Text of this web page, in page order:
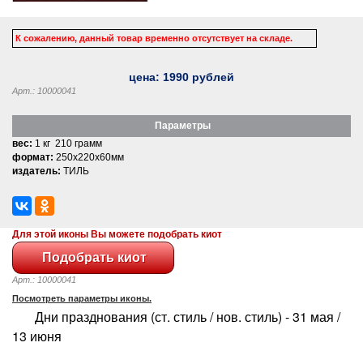
К сожалению, данный товар временно отсутствует на складе.
цена: 1990 рублей
Арт.: 10000041
Параметры
вес: 1 кг 210 грамм
формат: 250x220x60мм
издатель: ТИЛЬ
Для этой иконы Вы можете подобрать киот
Арт.: 10000041
Посмотреть параметры иконы.
Дни празднования (ст. стиль / нов. стиль) - 31 мая /
13 июня